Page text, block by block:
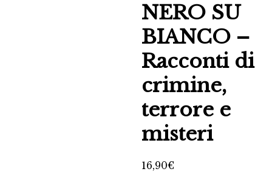
NERO SU
BIANCO –
Racconti di
crimine,
terrore e
misteri
16,90€